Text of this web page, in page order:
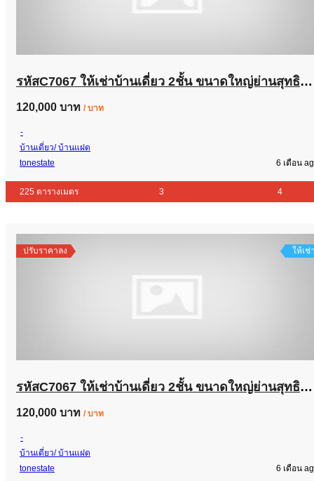
รหัสC7067 ให้เช่าบ้านเดี่ยว 2ชั้น ขนาดใหญ่ย่านสุทธิสาร อินทามระ ใกล้ BTS สะพานควาย เหมาะทำโฮมออฟฟิศและอีกหลายธุรกิจ
120,000 บาท / บาท
-
บ้านเดี่ยว/ บ้านแฝด
tonestate
6 เดือน
225 ตารางเมตร 3 4
ปรับราคาลง ให้เช่
รหัสC7067 ให้เช่าบ้านเดี่ยว 2ชั้น ขนาดใหญ่ย่านสุทธิสาร อินทามระ ใกล้ BTS สะพานควาย เหมาะทำโฮมออฟฟิศและอีกหลายธุรกิจ
120,000 บาท / บาท
-
บ้านเดี่ยว/ บ้านแฝด
tonestate
6 เดือน